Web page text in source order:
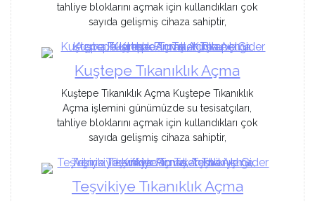
tahliye bloklarını açmak için kullandıkları çok
sayıda gelişmiş cihaza sahiptir,
Kuştepe Tıkanıklık Açma
Kuştepe Tıkanıklık Açma Kuştepe Tıkanıklık
Açma işlemini günümüzde su tesisatçıları,
tahliye bloklarını açmak için kullandıkları çok
sayıda gelişmiş cihaza sahiptir,
Teşvikiye Tıkanıklık Açma